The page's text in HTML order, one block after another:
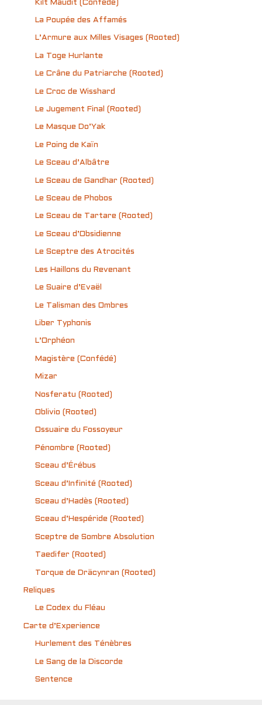
Kilt Maudit (Confédé)
La Poupée des Affamés
L’Armure aux Milles Visages (Rooted)
La Toge Hurlante
Le Crâne du Patriarche (Rooted)
Le Croc de Wisshard
Le Jugement Final (Rooted)
Le Masque Do’Yak
Le Poing de Kaïn
Le Sceau d’Albâtre
Le Sceau de Gandhar (Rooted)
Le Sceau de Phobos
Le Sceau de Tartare (Rooted)
Le Sceau d’Obsidienne
Le Sceptre des Atrocités
Les Haillons du Revenant
Le Suaire d’Evaël
Le Talisman des Ombres
Liber Typhonis
L’Orphéon
Magistère (Confédé)
Mizar
Nosferatu (Rooted)
Oblivio (Rooted)
Ossuaire du Fossoyeur
Pénombre (Rooted)
Sceau d’Érébus
Sceau d’Infinité (Rooted)
Sceau d’Hadès (Rooted)
Sceau d’Hespéride (Rooted)
Sceptre de Sombre Absolution
Taedifer (Rooted)
Torque de Dräcynran (Rooted)
Reliques
Le Codex du Fléau
Carte d’Experience
Hurlement des Ténèbres
Le Sang de la Discorde
Sentence